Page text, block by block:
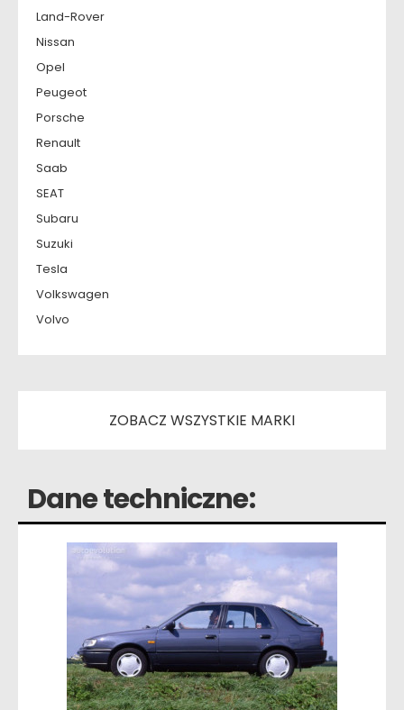
Land-Rover
Nissan
Opel
Peugeot
Porsche
Renault
Saab
SEAT
Subaru
Suzuki
Tesla
Volkswagen
Volvo
ZOBACZ WSZYSTKIE MARKI
Dane techniczne: